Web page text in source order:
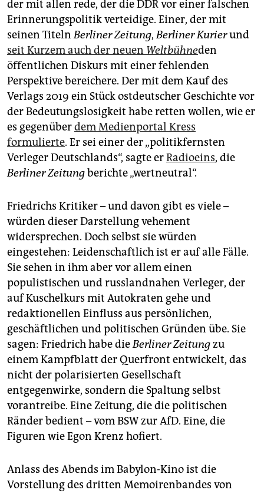
der mit allen rede, der die DDR vor einer falschen
Erinnerungspolitik verteidige. Einer, der mit
seinen TitelnBerliner Zeitung,Berliner Kurierund
seit Kurzem auch der neuen Weltbühneden
öffentlichen Diskurs mit einer fehlenden
Perspektive bereichere. Der mit dem Kauf des
Verlags 2019 ein Stück ostdeutscher Geschichte vor
der Bedeutungslosigkeit habe retten wollen, wie er
es gegenüberdem Medienportal Kress
formulierte. Er sei einer der „politikfernsten
Verleger Deutschlands“, sagte erRadioeins, die
Berliner Zeitungberichte „wertneutral“.
Friedrichs Kritiker – und davon gibt es viele –
würden dieser Darstellung vehement
widersprechen. Doch selbst sie würden
eingestehen: Leidenschaftlich ist er auf alle Fälle.
Sie sehen in ihm aber vor allem einen
populistischen und russlandnahen Verleger, der
auf Kuschelkurs mit Autokraten gehe und
redaktionellen Einfluss aus persönlichen,
geschäftlichen und politischen Gründen übe. Sie
sagen: Friedrich habe dieBerliner Zeitungzu
einem Kampfblatt der Querfront entwickelt, das
nicht der polarisierten Gesellschaft
entgegenwirke, sondern die Spaltung selbst
vorantreibe. Eine Zeitung, die die politischen
Ränder bedient – vom BSW zur AfD. Eine, die
Figuren wie Egon Krenz hofiert.
Anlass des Abends im Babylon-Kino ist die
Vorstellung des dritten Memoirenbandes von